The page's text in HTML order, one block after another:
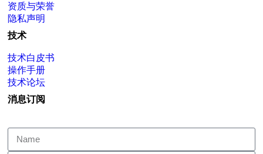
资质与荣誉
隐私声明
技术
技术白皮书
操作手册
技术论坛
消息订阅